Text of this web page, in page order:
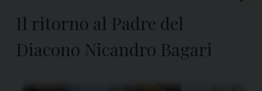
Il ritorno al Padre del
Diacono Nicandro Bagari